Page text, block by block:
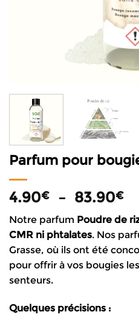
Parfum pour
4.90€ – 83.90€
de
à
Notre parfum Poudre de
CMR ni phtalates. Nos
Grasse, où ils ont été
pour offrir à vos bougies
senteurs.
Quelques précisions :